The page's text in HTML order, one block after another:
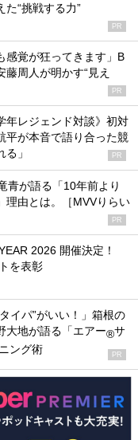
“挑戦する力”
PR
感覚が狂ってきます」B
藤周人が明かす“見え
PR
年レジェンド対談》初対
平が本音で語り合った競
」
PR
青が語る「10年前より
理由とは。［MVVりらい
PR
2026 開催決定！
を表彰
イパ”がいい！」箱根の
大地が語る「エアー®サ
ング術 PR